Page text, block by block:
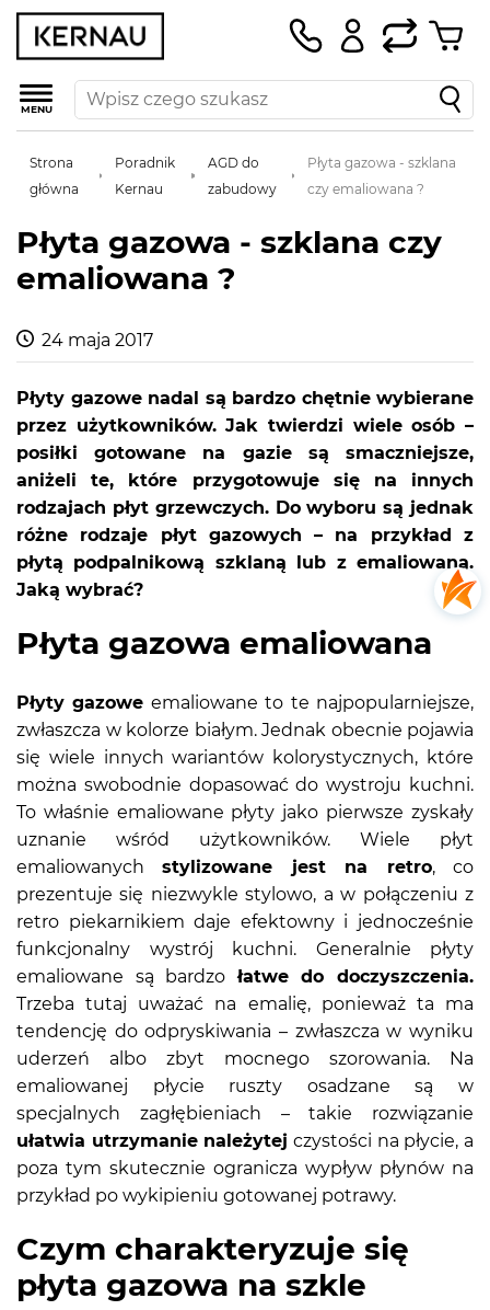
MENU
Strona
główna
Poradnik
Kernau
AGD do
zabudowy
Płyta gazowa - szklana
czy emaliowana ?
Płyta gazowa - szklana czy
emaliowana ?
24 maja 2017
Płyty gazowe nadal są bardzo chętnie wybierane
przez użytkowników. Jak twierdzi wiele osób –
posiłki gotowane na gazie są smaczniejsze,
aniżeli te, które przygotowuje się na innych
rodzajach płyt grzewczych. Do wyboru są jednak
różne rodzaje płyt gazowych – na przykład z
płytą podpalnikową szklaną lub z emaliowaną.
Jaką wybrać?
Płyta gazowa emaliowana
Płyty gazowe emaliowane to te najpopularniejsze,
zwłaszcza w kolorze białym. Jednak obecnie pojawia
się wiele innych wariantów kolorystycznych, które
można swobodnie dopasować do wystroju kuchni.
To właśnie emaliowane płyty jako pierwsze zyskały
uznanie wśród użytkowników. Wiele płyt
emaliowanychstylizowane jest na retro, co
prezentuje się niezwykle stylowo, a w połączeniu z
retro piekarnikiem daje efektowny i jednocześnie
funkcjonalny wystrój kuchni. Generalnie płyty
emaliowane są bardzołatwe do doczyszczenia.
Trzeba tutaj uważać na emalię, ponieważ ta ma
tendencję do odpryskiwania – zwłaszcza w wyniku
uderzeń albo zbyt mocnego szorowania. Na
emaliowanej płycie ruszty osadzane są w
specjalnych zagłębieniach – takie rozwiązanie
ułatwia utrzymanie należytej czystości na płycie, a
poza tym skutecznie ogranicza wypływ płynów na
przykład po wykipieniu gotowanej potrawy.
Czym charakteryzuje się
płyta gazowa na szkle